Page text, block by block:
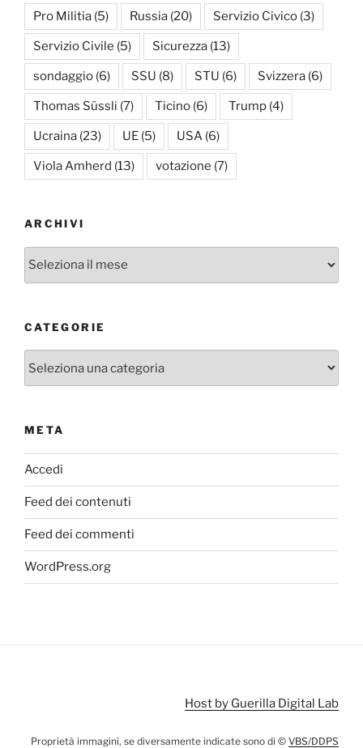
Pro Militia (5) Russia (20) Servizio Civico (3)
Servizio Civile (5) Sicurezza (13)
sondaggio (6) SSU (8) STU (6) Svizzera (6)
Thomas Süssli (7) Ticino (6) Trump (4)
Ucraina (23) UE (5) USA (6)
Viola Amherd (13) votazione (7)
ARCHIVI
Archivi
CATEGORIE
META
Accedi
Feed dei contenuti
Feed dei commenti
WordPress.org
Host by Guerilla Digital Lab
Proprietà immagini, se diversamente indicate sono di © VBS/DDPS